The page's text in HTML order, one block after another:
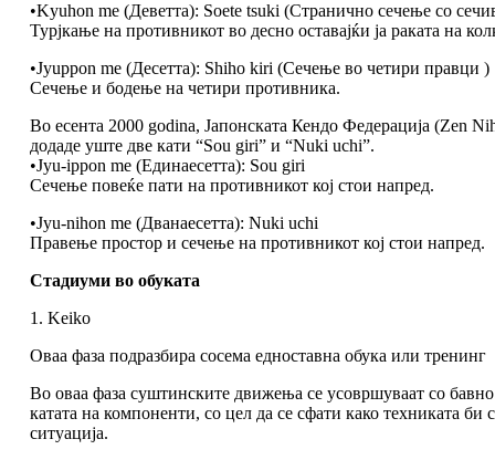
•Kyuhon me (Деветта): Soete tsuki (Странично сечење со
Турјкање на противникот во десно оставајќи ја раката на
•Jyuppon me (Десетта): Shiho kiri (Сечење во четири правци )
Сечење и бодење на четири противника.
Во есента 2000 godina, Јапонската Кендо Федерација (Zen
додаде уште две кати “Sou giri” и “Nuki uchi”.
•Jyu-ippon me (Единаесетта): Sou giri
Сечење повеќе пати на противникот кој стои напред.
•Jyu-nihon me (Дванаесетта): Nuki uchi
Правење простор и сечење на противникот кој стои напред.
Стадиуми во обуката
1. Keiko
Оваа фаза подразбира сосема едноставна обука или тренинг
Во оваа фаза суштинските движења се усовршуваат со
катата на компоненти, со цел да се сфати како техниката
ситуација.